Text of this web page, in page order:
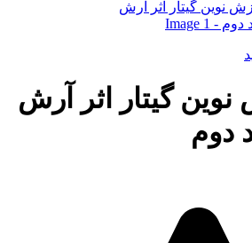
گیتار اثر آرش
دوم